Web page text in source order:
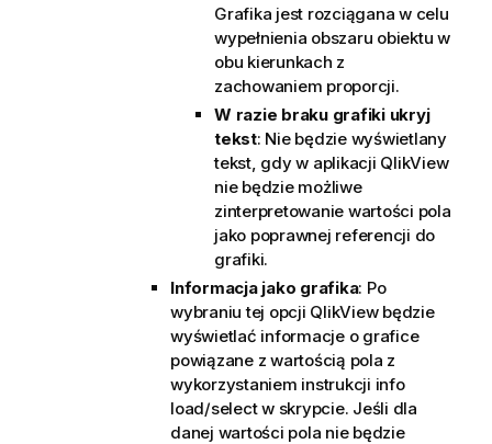
Grafika jest rozciągana w celu
wypełnienia obszaru obiektu w
obu kierunkach z
zachowaniem proporcji.
W razie braku grafiki ukryj
tekst: Nie będzie wyświetlany
tekst, gdy w aplikacji QlikView
nie będzie możliwe
zinterpretowanie wartości pola
jako poprawnej referencji do
grafiki.
Informacja jako grafika: Po
wybraniu tej opcji QlikView będzie
wyświetlać informacje o grafice
powiązane z wartością pola z
wykorzystaniem instrukcji info
load/select w skrypcie. Jeśli dla
danej wartości pola nie będzie